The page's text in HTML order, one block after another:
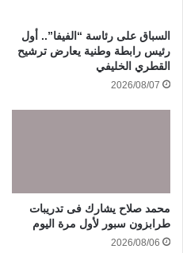
السباق على رئاسة “الفيفا”.. أول
رئيس رابطة وطنية يعارض ترشيح
القطري الخليفي
2026/08/07
محمد صلاح يشارك فى تدريبات
طرابزون سبور لأول مرة اليوم
2026/08/06